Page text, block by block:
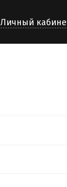
Личный